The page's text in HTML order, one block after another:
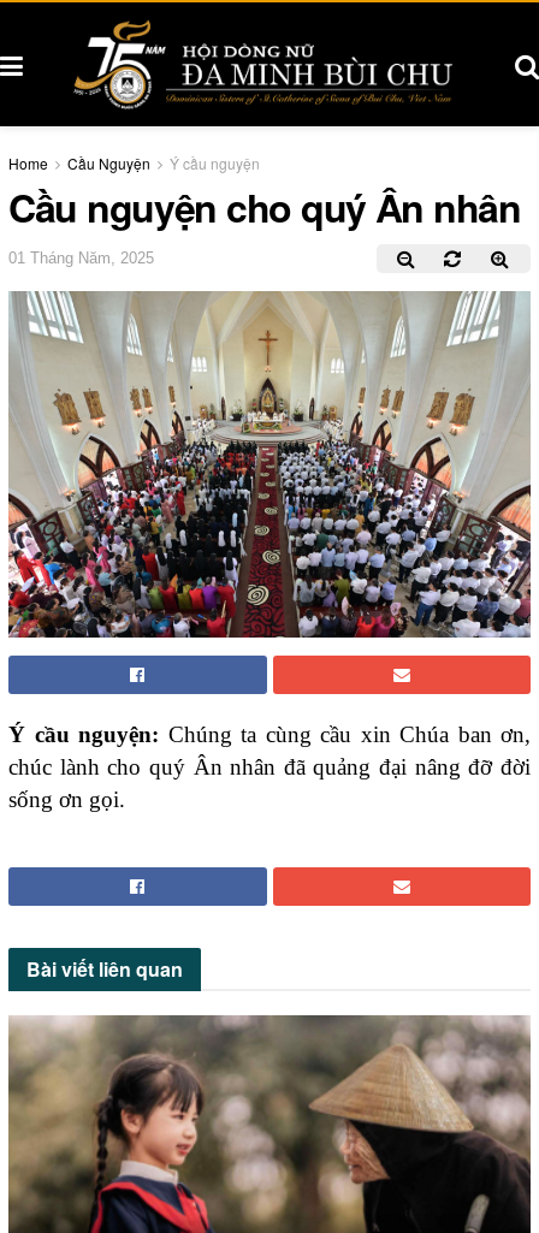
Home Cầu Nguyện Ý cầu nguyện
Cầu nguyện cho quý Ân nhân
01 Tháng Năm, 2025
Ý cầu nguyện: Chúng ta cùng cầu xin Chúa ban ơn,
chúc lành cho quý Ân nhân đã quảng đại nâng đỡ đời
sống ơn gọi.
Bài viết liên quan